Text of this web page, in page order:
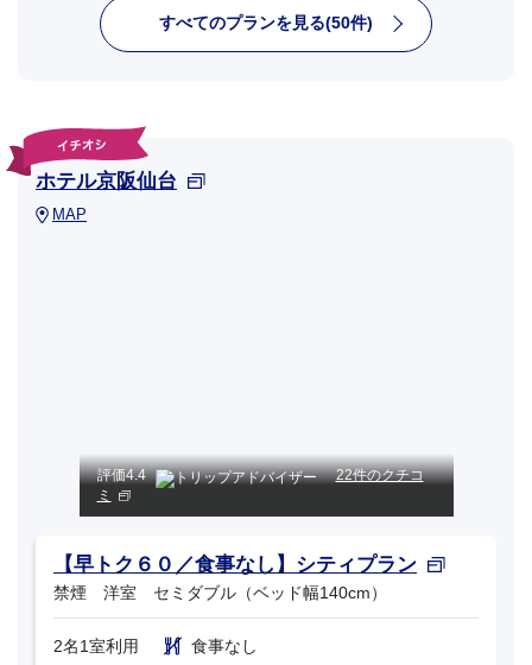
すべてのプランを見る(50件)
ホテル京阪仙台
MAP
評価4.4
22件のクチコ
ミ
【早トク６０／食事なし】シティプラン
禁煙 洋室 セミダブル（ベッド幅140cm）
2名1室利用
食事なし